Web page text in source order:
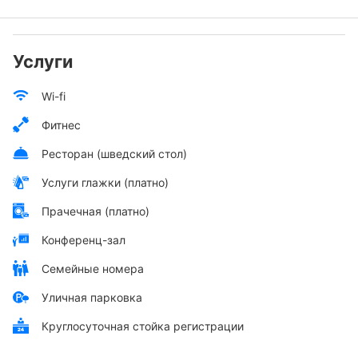
Услуги
Wi-fi
Фитнес
Ресторан (шведский стол)
Услуги глажки (платно)
Прачечная (платно)
Конференц-зал
Семейные номера
Уличная парковка
Круглосуточная стойка регистрации